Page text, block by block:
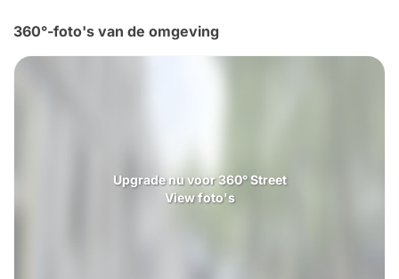
360°-foto's van de omgeving
Upgrade nu voor 360° Street
View foto's